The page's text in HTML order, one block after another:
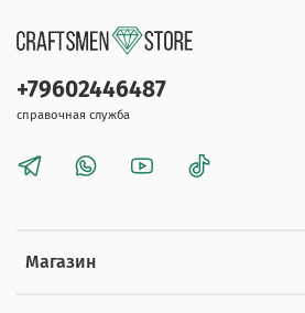
Магазин
+79602446487
справочная служба